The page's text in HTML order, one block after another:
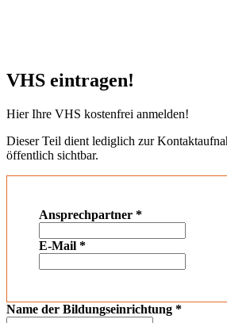
VHS eintragen!
Hier Ihre VHS kostenfrei anmelden!
Dieser Teil dient lediglich zur
öffentlich sichtbar.
Ansprechpartner *
E-Mail *
Name der Bildungseinrichtung *